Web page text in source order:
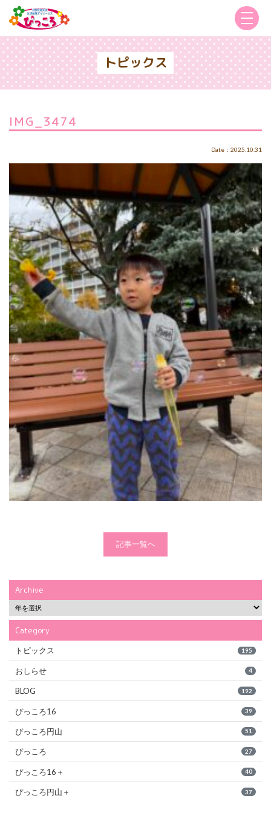
トピックス
IMG_3474
Date：2025.10.31
記事一覧へ
Archive
Category
トピックス 195
おしらせ 4
BLOG 192
ぴっころ16 39
ぴっころ円山 51
ぴっころ 27
ぴっころ16＋ 40
ぴっころ円山＋ 37